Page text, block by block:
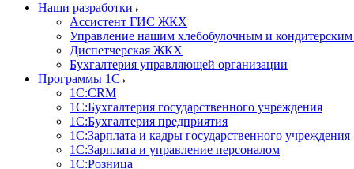
Наши разработки
Ассистент ГИС ЖКХ
Управление нашим хлебобулочным и
Диспетчерская ЖКХ
Бухгалтерия управляющей организации
Программы 1С
1С:CRM
1С:Бухгалтерия государственного учреждения
1С:Бухгалтерия предприятия
1С:Зарплата и кадры государственного учреждения
1С:Зарплата и управление персоналом
1С:Розница